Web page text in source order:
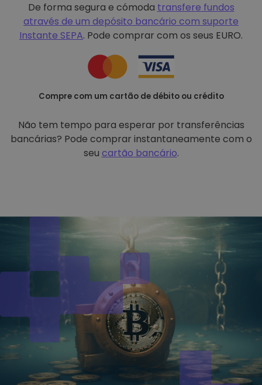
De forma segura e cómoda transfere fundos
através de um depósito bancário com suporte
Instante SEPA. Pode comprar com os seus EURO.
Compre com um cartão de débito ou crédito
Não tem tempo para esperar por transferências
bancárias? Pode comprar instantaneamente com o
seu cartão bancário.